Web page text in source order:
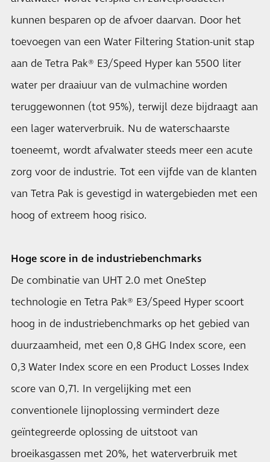
kunnen besparen op de afvoer daarvan. Door het
toevoegen van een Water Filtering Station-unit stap
aan de Tetra Pak® E3/Speed Hyper kan 5500 liter
water per draaiuur van de vulmachine worden
teruggewonnen (tot 95%), terwijl deze bijdraagt aan
een lager waterverbruik. Nu de waterschaarste
toeneemt, wordt afvalwater steeds meer een acute
zorg voor de industrie. Tot een vijfde van de klanten
van Tetra Pak is gevestigd in watergebieden met een
hoog of extreem hoog risico.
Hoge score in de industriebenchmarks
De combinatie van UHT 2.0 met OneStep
technologie en Tetra Pak® E3/Speed Hyper scoort
hoog in de industriebenchmarks op het gebied van
duurzaamheid, met een 0,8 GHG Index score, een
0,3 Water Index score en een Product Losses Index
score van 0,71. In vergelijking met een
conventionele lijnoplossing vermindert deze
geïntegreerde oplossing de uitstoot van
broeikasgassen met 20%, het waterverbruik met